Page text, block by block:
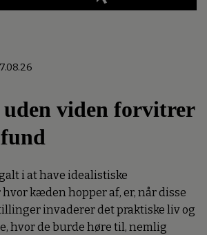
uden viden forvitrer
i at have idealistiske
kæden hopper af, er, når disse
invaderer det praktiske liv og
hvor de burde høre til, nemlig